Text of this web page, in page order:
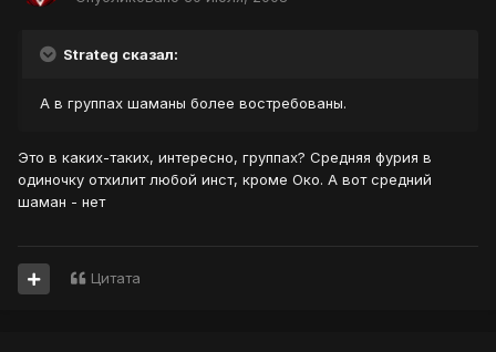
Strateg сказал:
А в группах шаманы более востребованы.
Это в каких-таких, интересно, группах? Средняя фурия в
одиночку отхилит любой инст, кроме Око. А вот средний
шаман - нет
Цитата